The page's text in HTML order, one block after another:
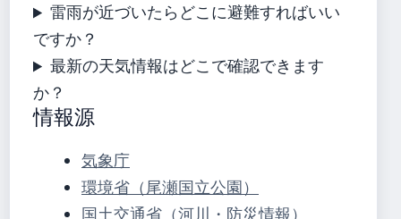
雷雨が近づいたらどこに避難すればいい
ですか？
最新の天気情報はどこで確認できます
か？
情報源
気象庁
環境省（尾瀬国立公園）
国土交通省（河川・防災情報）